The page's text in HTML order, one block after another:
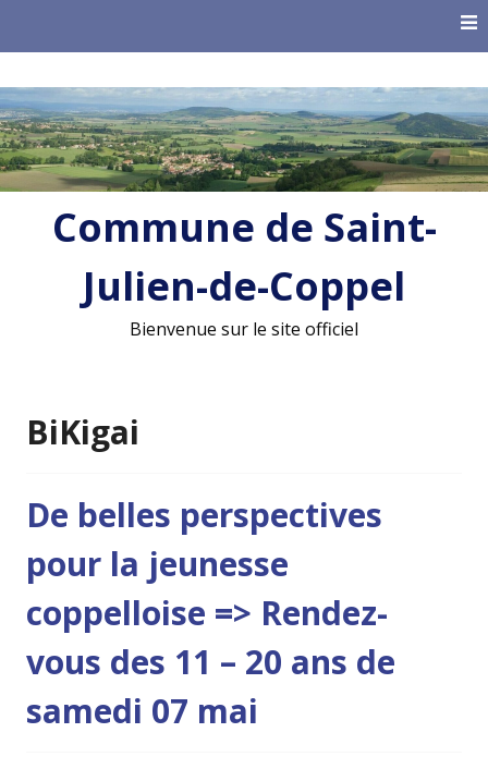
Commune de Saint-
Julien-de-Coppel
Bienvenue sur le site officiel
BiKigai
De belles perspectives
pour la jeunesse
coppelloise => Rendez-
vous des 11 – 20 ans de
samedi 07 mai